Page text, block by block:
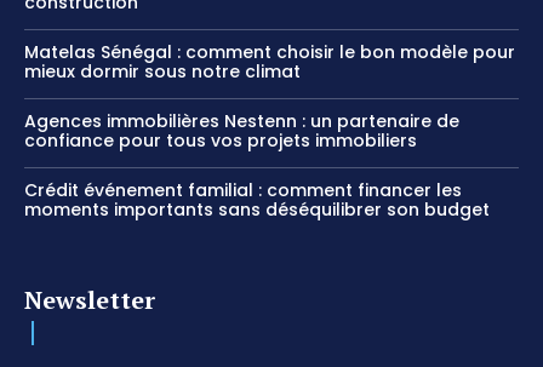
Matelas Sénégal : comment choisir le bon modèle pour
mieux dormir sous notre climat
Agences immobilières Nestenn : un partenaire de
confiance pour tous vos projets immobiliers
Crédit événement familial : comment financer les
moments importants sans déséquilibrer son budget
Newsletter